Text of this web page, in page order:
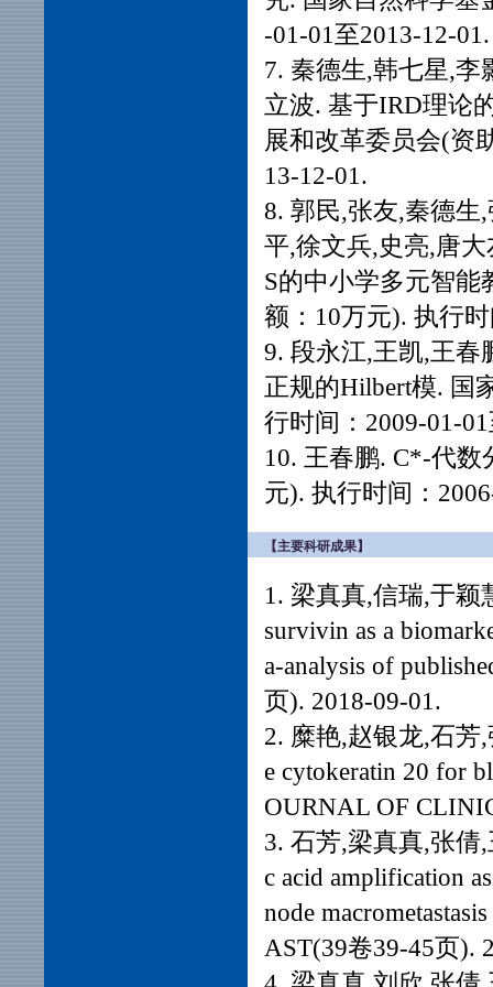
-01-01至2013-12-01.
7. 秦德生,韩七星,李
立波. 基于IRD理论
展和改革委员会(资
13-12-01.
8. 郭民,张友,秦德生
平,徐文兵,史亮,唐
S的中小学多元智
额：10万元). 执行
9. 段永江,王凯,王春
正规的Hilbert模. 国
行时间：2009-01-
10. 王春鹏. C*-代
元). 执行时间：
【主要科研成果】
1. 梁真真,信瑞,于颖
survivin as a
a-analysis of
页). 2018-09-01.
2. 糜艳,赵银龙,石芳
e cytokeratin 20 for
OURNAL OF
3. 石芳,梁真真,张倩,
c acid amplification
node
AST(39卷39-45页).